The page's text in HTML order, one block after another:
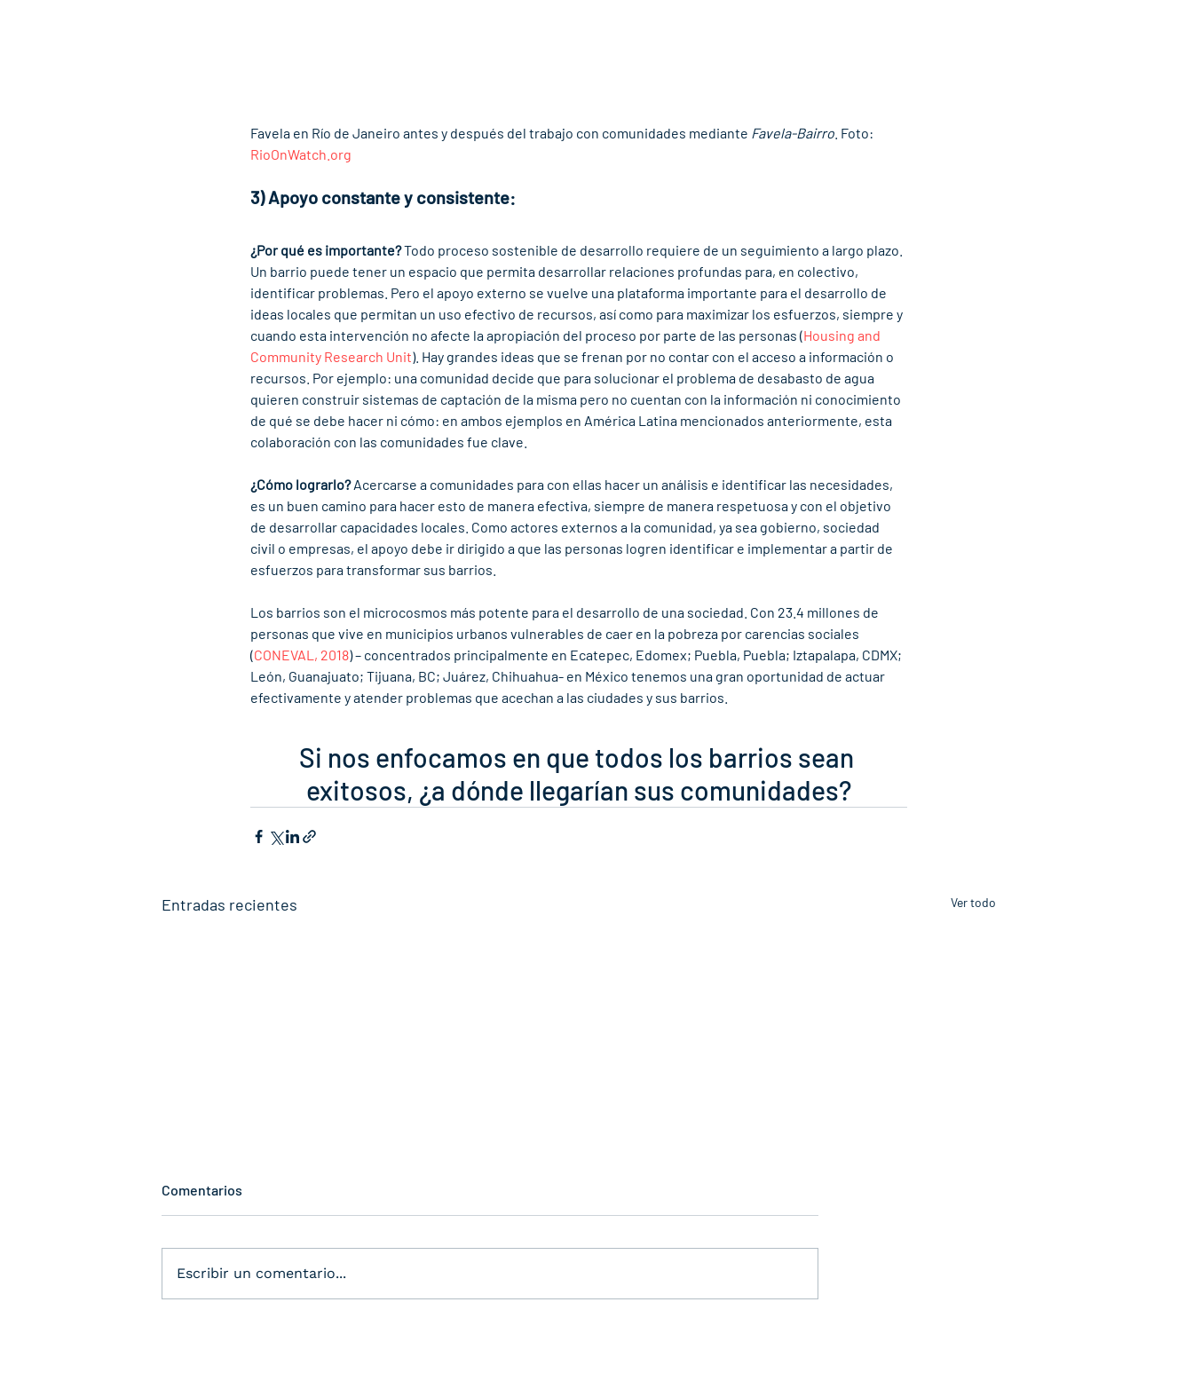
Favela en Río de Janeiro antes y después del trabajo con comunidades mediante Favela-Bairro . Foto:
RioOnWatch.org
3) Apoyo constante y consistente:
¿Por qué es importante? Todo proceso sostenible de desarrollo requiere de un seguimiento a largo plazo.
Un barrio puede tener un espacio que permita desarrollar relaciones profundas para, en colectivo,
identificar problemas. Pero el apoyo externo se vuelve una plataforma importante para el desarrollo de
ideas locales que permitan un uso efectivo de recursos, así como para maximizar los esfuerzos, siempre y
cuando esta intervención no afecte la apropiación del proceso por parte de las personas (Housing and
Community Research Unit). Hay grandes ideas que se frenan por no contar con el acceso a información o
recursos. Por ejemplo: una comunidad decide que para solucionar el problema de desabasto de agua
quieren construir sistemas de captación de la misma pero no cuentan con la información ni conocimiento
de qué se debe hacer ni cómo: en ambos ejemplos en América Latina mencionados anteriormente, esta
colaboración con las comunidades fue clave.
¿Cómo lograrlo? Acercarse a comunidades para con ellas hacer un análisis e identificar las necesidades,
es un buen camino para hacer esto de manera efectiva, siempre de manera respetuosa y con el objetivo
de desarrollar capacidades locales. Como actores externos a la comunidad, ya sea gobierno, sociedad
civil o empresas, el apoyo debe ir dirigido a que las personas logren identificar e implementar a partir de
esfuerzos para transformar sus barrios.
Los barrios son el microcosmos más potente para el desarrollo de una sociedad. Con 23.4 millones de
personas que vive en municipios urbanos vulnerables de caer en la pobreza por carencias sociales
(CONEVAL, 2018) – concentrados principalmente en Ecatepec, Edomex; Puebla, Puebla; Iztapalapa, CDMX;
León, Guanajuato; Tijuana, BC; Juárez, Chihuahua- en México tenemos una gran oportunidad de actuar
efectivamente y atender problemas que acechan a las ciudades y sus barrios.
Si nos enfocamos en que todos los barrios sean
exitosos, ¿a dónde llegarían sus comunidades?
Entradas recientes Ver todo
Apertura Clap Tacubaya
Comentarios
Escribir un comentario...